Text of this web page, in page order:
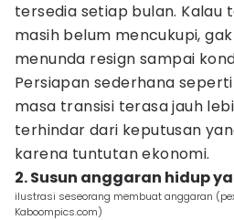
tersedia setiap bulan.
masih belum mencukupi,
menunda resign sampai
Persiapan sederhana
masa transisi terasa jauh
terhindar dari keputusan
karena tuntutan ekonomi.
2. Susun anggaran hidup
ilustrasi seseorang membuat anggaran
Kaboompics.com)